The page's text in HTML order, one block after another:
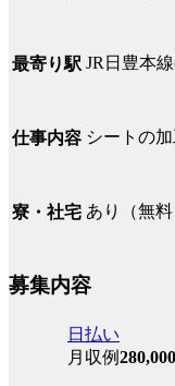
最寄り駅 JR日豊本
仕事内容 シートの
寮・社宅 あり（無料
募集内容
日払い
月収例280,000